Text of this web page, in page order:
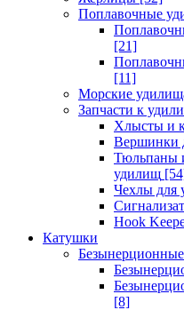
Поплавочные
[21]
[11]
Морские
Запчасти к
Хлысты и
Вершинки
Тюльпаны
удилищ
Чехлы для
Hook
Катушки
[8]